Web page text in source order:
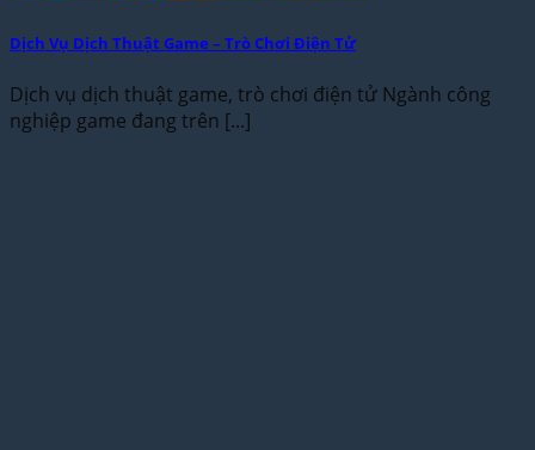
Dịch Vụ Dịch Thuật Game – Trò Chơi Điện Tử
Dịch vụ dịch thuật game, trò chơi điện tử Ngành công
nghiệp game đang trên [...]